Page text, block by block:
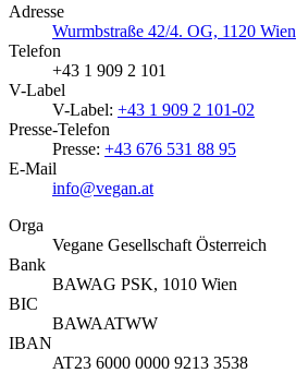
Adresse
Wurmbstraße 42/4. OG, 1120 Wien
Telefon
+43 1 909 2 101
V-Label
V-Label: +43 1 909 2 101-02
Presse-Telefon
Presse: +43 676 531 88 95
E-Mail
info@vegan.at
Orga
Vegane Gesellschaft Österreich
Bank
BAWAG PSK, 1010 Wien
BIC
BAWAATWW
IBAN
AT23 6000 0000 9213 3538